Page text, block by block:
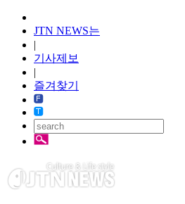
JTN NEWS는
|
기사제보
|
즐겨찾기